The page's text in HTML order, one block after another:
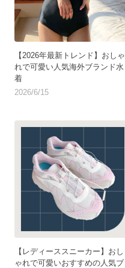
【2026年最新トレンド】おしゃ
れで可愛い人気海外ブランド水
着
2026/6/15
【レディーススニーカー】おし
ゃれで可愛いおすすめの人気ブ